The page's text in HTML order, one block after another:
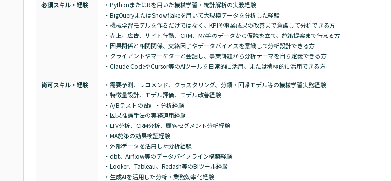
必須スキル・経験
・PythonまたはRを用いた機械学習・統計解析の実務経験
・BigQueryまたはSnowflakeを用いて大規模データを分析した経験
・機械学習モデルを作るだけではなく、KPIや事業成果の改善まで意識して分析できる方
・売上、広告、サイト行動、CRM、MA等のデータから仮説を立て、施策提案まで行える方
・因果関係と相関関係、交絡因子やデータバイアスを意識して分析設計できる方
・クライアントやマーケターと会話し、事業課題から分析テーマを自ら定義できる方
・Claude CodeやCursor等のAIツールを日常的に活用、または積極的に活用できる方
尚可スキル・経験
・需要予測、レコメンド、クラスタリング、分類・回帰モデル等の機械学習実務経験
・特徴量設計、モデル評価、モデル改善経験
・A/Bテストの設計・分析経験
・因果推論手法の実務適用経験
・LTV分析、CRM分析、顧客セグメント分析経験
・MA施策の効果検証経験
・外部データを活用した分析経験
・dbt、Airflow等のデータパイプライン構築経験
・Looker、Tableau、Redash等のBIツール経験
・生成AIを活用した分析・業務効率化経験